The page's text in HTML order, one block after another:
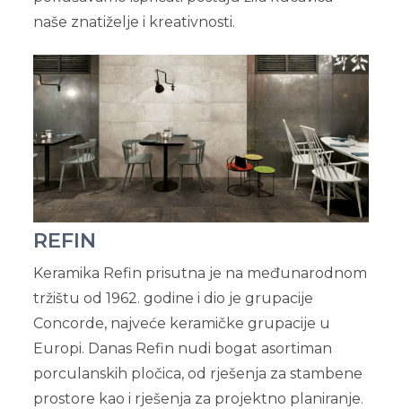
naše znatiželje i kreativnosti.
REFIN
Keramika Refin prisutna je na međunarodnom
tržištu od 1962. godine i dio je grupacije
Concorde, najveće keramičke grupacije u
Europi. Danas Refin nudi bogat asortiman
porculanskih pločica, od rješenja za stambene
prostore kao i rješenja za projektno planiranje.